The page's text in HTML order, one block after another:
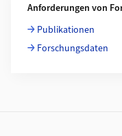
Anforderungen von
Publikationen
Forschungsdaten